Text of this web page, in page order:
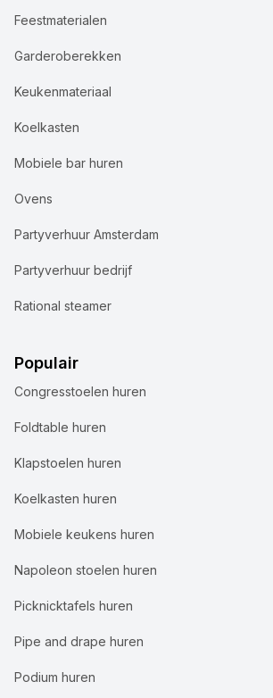
Feestmaterialen
Garderoberekken
Keukenmateriaal
Koelkasten
Mobiele bar huren
Ovens
Partyverhuur Amsterdam
Partyverhuur bedrijf
Rational steamer
Populair
Congresstoelen huren
Foldtable huren
Klapstoelen huren
Koelkasten huren
Mobiele keukens huren
Napoleon stoelen huren
Picknicktafels huren
Pipe and drape huren
Podium huren